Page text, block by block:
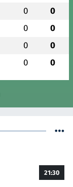
0 0
0 0
0 0
0 0
21:30